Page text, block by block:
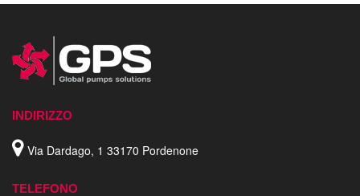
INDIRIZZO
Via Dardago, 1 33170 Pordenone
TELEFONO